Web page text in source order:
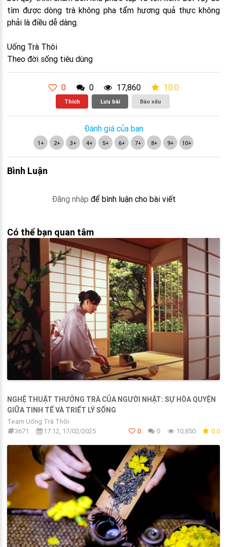
tìm được dòng trà không pha tẩm hương quả thực không
phải là điều dễ dàng.
Uống Trà Thôi
Theo đời sống tiêu dùng
0 0 17,860 10.0
Thích Lưu bài Báo xấu
Đánh giá của bạn
1+ 2+ 3+ 4+ 5+ 6+ 7+ 8+ 9+ 10+
Bình Luận
Đăng nhập để bình luận cho bài viết
Có thể bạn quan tâm
NGHỆ THUẬT THƯỞNG TRÀ CỦA NGƯỜI NHẬT: SỰ HÒA QUYỆN
GIỮA TINH TẾ VÀ TRIẾT LÝ SỐNG
Team Uống Trà Thôi
3671
17:12, 17/02/2025 0 0 10,850 0.0